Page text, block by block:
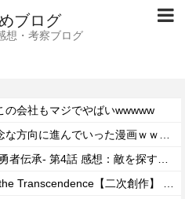
ブログ
想・考察ブログ
の会社もマジでやばいwwwww